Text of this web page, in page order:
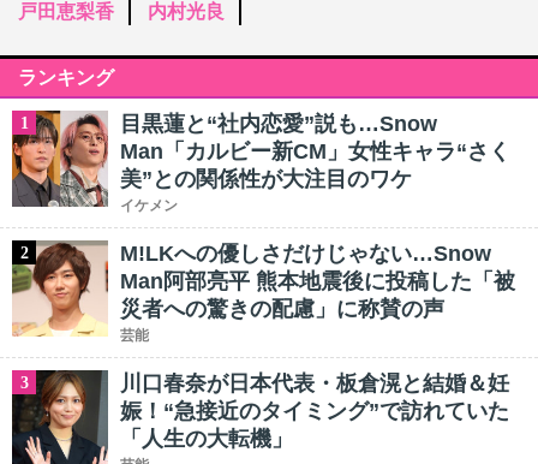
戸田恵梨香
内村光良
ランキング
1
目黒蓮と“社内恋愛”説も…Snow
Man「カルビー新CM」女性キャラ“さく
美”との関係性が大注目のワケ
イケメン
2
M!LKへの優しさだけじゃない…Snow
Man阿部亮平 熊本地震後に投稿した「被
災者への驚きの配慮」に称賛の声
芸能
3
川口春奈が日本代表・板倉滉と結婚＆妊
娠！“急接近のタイミング”で訪れていた
「人生の大転機」